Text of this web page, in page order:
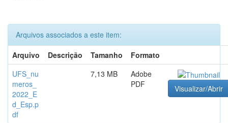
Arquivos associados a este item:
Arquivo
Descrição Tamanho
Formato
UFS_nu
meros_
2022_E
d_Esp.p
df
7,13 MB
Adobe
PDF
Visualizar/Abrir